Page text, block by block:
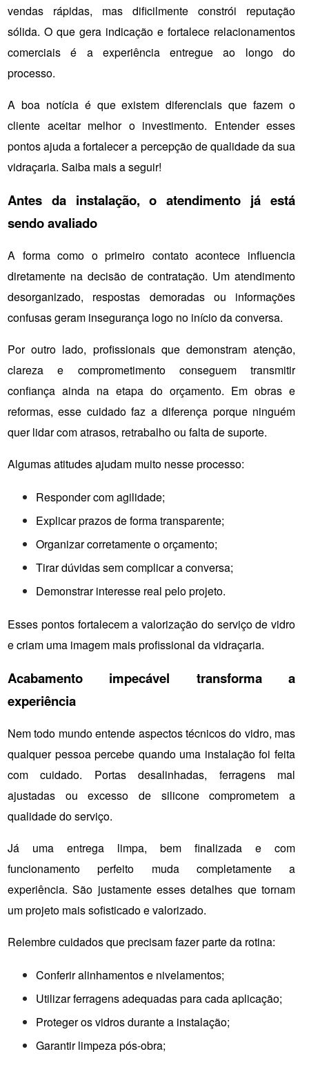
vendas rápidas, mas dificilmente constrói reputação
sólida. O que gera indicação e fortalece relacionamentos
comerciais é a experiência entregue ao longo do
processo.
A boa notícia é que existem diferenciais que fazem o
cliente aceitar melhor o investimento. Entender esses
pontos ajuda a fortalecer a percepção de qualidade da sua
vidraçaria. Saiba mais a seguir!
Antes da instalação, o atendimento já está
sendo avaliado
A forma como o primeiro contato acontece influencia
diretamente na decisão de contratação. Um atendimento
desorganizado, respostas demoradas ou informações
confusas geram insegurança logo no início da conversa.
Por outro lado, profissionais que demonstram atenção,
clareza e comprometimento conseguem transmitir
confiança ainda na etapa do orçamento. Em obras e
reformas, esse cuidado faz a diferença porque ninguém
quer lidar com atrasos, retrabalho ou falta de suporte.
Algumas atitudes ajudam muito nesse processo:
Responder com agilidade;
Explicar prazos de forma transparente;
Organizar corretamente o orçamento;
Tirar dúvidas sem complicar a conversa;
Demonstrar interesse real pelo projeto.
Esses pontos fortalecem a valorização do serviço de vidro
e criam uma imagem mais profissional da vidraçaria.
Acabamento impecável transforma a
experiência
Nem todo mundo entende aspectos técnicos do vidro, mas
qualquer pessoa percebe quando uma instalação foi feita
com cuidado. Portas desalinhadas, ferragens mal
ajustadas ou excesso de silicone comprometem a
qualidade do serviço.
Já uma entrega limpa, bem finalizada e com
funcionamento perfeito muda completamente a
experiência. São justamente esses detalhes que tornam
um projeto mais sofisticado e valorizado.
Relembre cuidados que precisam fazer parte da rotina:
Conferir alinhamentos e nivelamentos;
Utilizar ferragens adequadas para cada aplicação;
Proteger os vidros durante a instalação;
Garantir limpeza pós-obra;